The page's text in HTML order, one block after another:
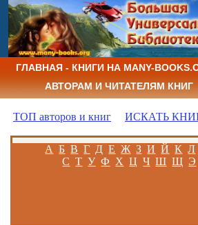
ГЛАВНАЯ - КНИГИ НА MANY-
АВТОРАМ И ЧИТАТЕЛЯМ КНИГ
ТОП авторов и книг ИСКАТЬ
А Б В Г Д Е Ж З И Й К Л
С Т У Ф Х Ц Ч Ш Щ Э